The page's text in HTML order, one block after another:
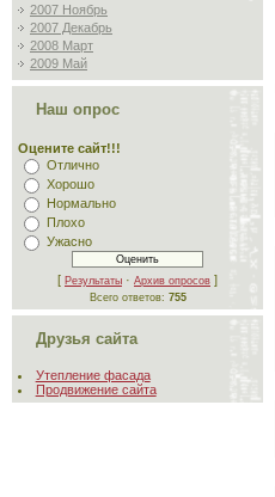
2007 Ноябрь
2007 Декабрь
2008 Март
2009 Май
Наш опрос
Оцените сайт!!!
Отлично
Хорошо
Нормально
Плохо
Ужасно
[ Результаты · Архив опросов ]
Всего ответов: 755
Друзья сайта
Утепление фасада
Продвижение сайта